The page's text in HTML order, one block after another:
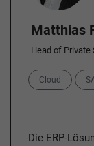
Matthias
Head of Private
Categories
Cloud
Die ERP-